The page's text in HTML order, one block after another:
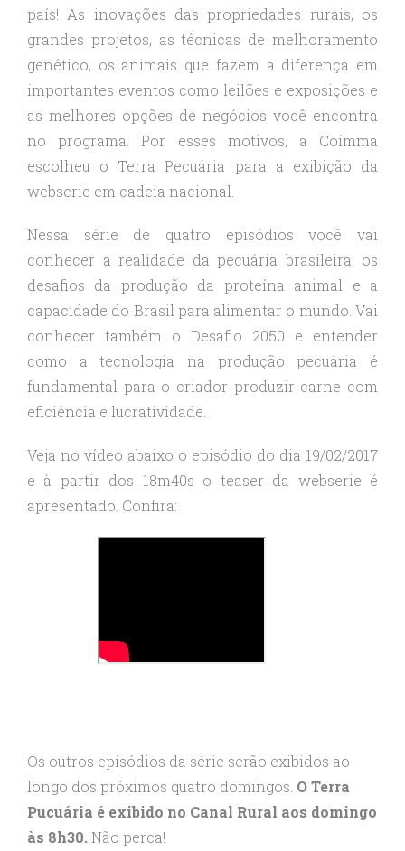
país! As inovações das propriedades rurais, os
grandes projetos, as técnicas de melhoramento
genético, os animais que fazem a diferença em
importantes eventos como leilões e exposições e
as melhores opções de negócios você encontra
no programa. Por esses motivos, a Coimma
escolheu o Terra Pecuária para a exibição da
webserie em cadeia nacional.
Nessa série de quatro episódios você vai
conhecer a realidade da pecuária brasileira, os
desafios da produção da proteína animal e a
capacidade do Brasil para alimentar o mundo. Vai
conhecer também o Desafio 2050 e entender
como a tecnologia na produção pecuária é
fundamental para o criador produzir carne com
eficiência e lucratividade.
Veja no vídeo abaixo o episódio do dia 19/02/2017
e à partir dos 18m40s o teaser da webserie é
apresentado. Confira:
Os outros episódios da série serão exibidos ao
longo dos próximos quatro domingos. O Terra
Pucuária é exibido no Canal Rural aos domingo
às 8h30. Não perca!